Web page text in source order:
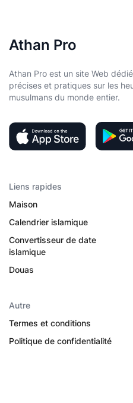
Athan Pro
Athan Pro est un site Web
précises et pratiques sur les
musulmans du monde entier.
Liens rapides
Maison
Calendrier islamique
Convertisseur de date
islamique
Douas
Autre
Termes et conditions
Politique de confidentialité